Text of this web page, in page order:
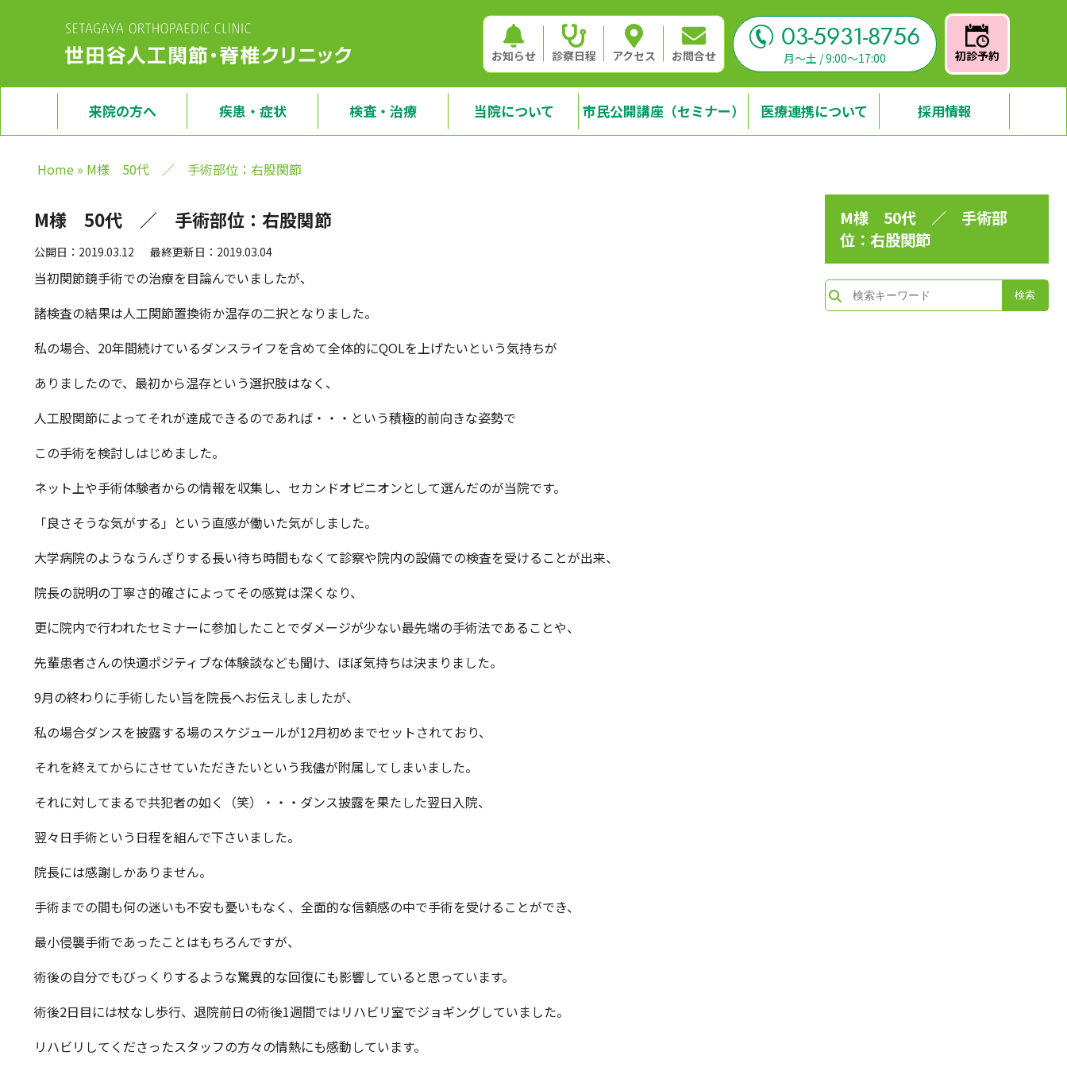
03-5931-8756
月～土 / 9:00～17:00 初診予約
お知らせ 診察日程 アクセス お問合せ
来院の方へ 疾患・症状 検査・治療 当院について 市民公開講座（セミナー） 医療連携について 採用情報
Home » M様 50代 ／ 手術部位：右股関節
M様 50代 ／ 手術部位：右股関節
公開日：2019.03.12 最終更新日：2019.03.04
当初関節鏡手術での治療を目論んでいましたが、
諸検査の結果は人工関節置換術か温存の二択となりました。
私の場合、20年間続けているダンスライフを含めて全体的にQOLを上げたいという気持ちが
ありましたので、最初から温存という選択肢はなく、
人工股関節によってそれが達成できるのであれば・・・という積極的前向きな姿勢で
この手術を検討しはじめました。
ネット上や手術体験者からの情報を収集し、セカンドオピニオンとして選んだのが当院です。
「良さそうな気がする」という直感が働いた気がしました。
大学病院のようなうんざりする長い待ち時間もなくて診察や院内の設備での検査を受けることが出来、
院長の説明の丁寧さ的確さによってその感覚は深くなり、
更に院内で行われたセミナーに参加したことでダメージが少ない最先端の手術法であることや、
先輩患者さんの快適ポジティブな体験談なども聞け、ほぼ気持ちは決まりました。
9月の終わりに手術したい旨を院長へお伝えしましたが、
私の場合ダンスを披露する場のスケジュールが12月初めまでセットされており、
それを終えてからにさせていただきたいという我儘が附属してしまいました。
それに対してまるで共犯者の如く（笑）・・・ダンス披露を果たした翌日入院、
翌々日手術という日程を組んで下さいました。
院長には感謝しかありません。
手術までの間も何の迷いも不安も憂いもなく、全面的な信頼感の中で手術を受けることができ、
最小侵襲手術であったことはもちろんですが、
術後の自分でもびっくりするような驚異的な回復にも影響していると思っています。
術後2日目には杖なし歩行、退院前日の術後1週間ではリハビリ室でジョギングしていました。
リハビリしてくださったスタッフの方々の情熱にも感動しています。
M様 50代 ／ 手術部
位：右股関節